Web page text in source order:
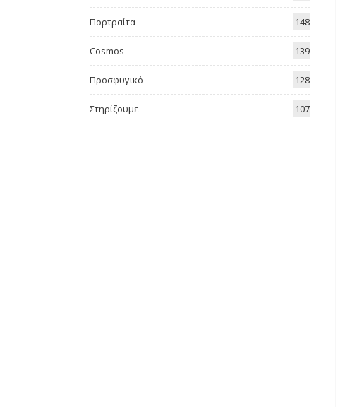
Πορτραίτα 148
Cosmos 139
Προσφυγικό 128
Στηρίζουμε 107